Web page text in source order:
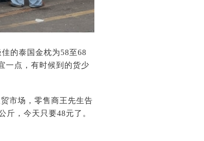
的泰国金枕为58至68
一点，有时候到的货少
市场，零售商王先生告
斤，今天只要48元了。